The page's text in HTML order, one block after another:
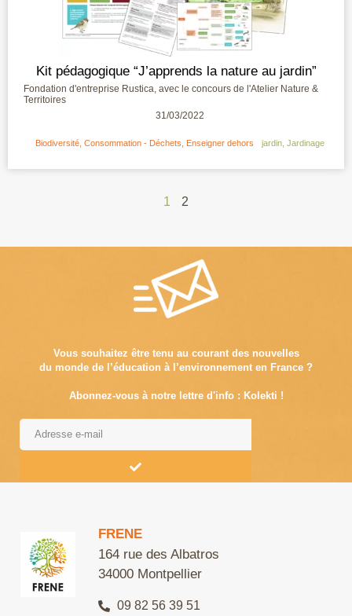
Kit pédagogique “J’apprends la nature au jardin”
Fondation d'entreprise Rustica, avec le concours de l'Atelier Nature &
Territoires
31/03/2022
Biodiversité Consommation - Déchets Enseigner dehors jardin Jardinage
1 2
Vous souhaitez être tenu au courant des nouvelles
du monde de l’éducation à l’environnement en France ?
Abonnez-vous à notre lettre d'info : Kolekti !
FRENE
164 rue des Albatros
34000 Montpellier
09 82 56 39 51